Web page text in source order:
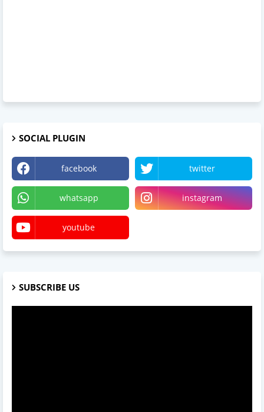
SOCIAL PLUGIN
facebook twitter
whatsapp instagram
youtube
SUBSCRIBE US